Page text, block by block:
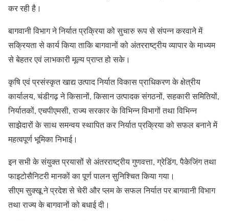
कर रही है।
बागवानी विभाग ने निर्यात प्रक्रिया को सुचारु रूप से संपन्न करवाने में
सक्रियता से कार्य किया ताकि बागवानों को अंतरराष्ट्रीय व्यापार के माध्यम
से बेहतर एवं लाभकारी मूल्य प्राप्त हो सके।
कृषि एवं प्रसंस्कृत खाद्य उत्पाद निर्यात विकास प्राधिकरण के क्षेत्रीय
कार्यालय, चंडीगढ़ ने किसानों, किसान उत्पादक संगठनों, सहकारी समितियों,
निर्यातकों, एचपीएमसी, राज्य सरकार के विभिन्न विभागों तथा विभिन्न
साझेदारों के साथ समन्वय स्थापित कर निर्यात प्रक्रिया को सफल बनाने में
महत्वपूर्ण भूमिका निभाई।
इन सभी के संयुक्त प्रयासों से अंतरराष्ट्रीय गुणवत्ता, ग्रेडिंग, पैकेजिंग तथा
फाइटोसैनिटरी मानकों का पूर्ण पालन सुनिश्चित किया गया।
सीएम सुक्खू ने प्रदेश से चेरी और प्लम के सफल निर्यात पर बागवानी विभाग
तथा राज्य के बागवानों को बधाई दी।